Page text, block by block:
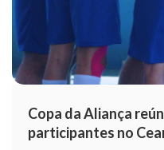
Copa da Aliança
participantes no